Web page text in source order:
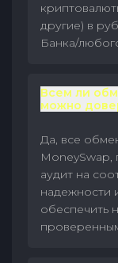
другие) в
Банка/
Всем ли
можно
Да, все
MoneySwap,
аудит на
надежности
обеспечить